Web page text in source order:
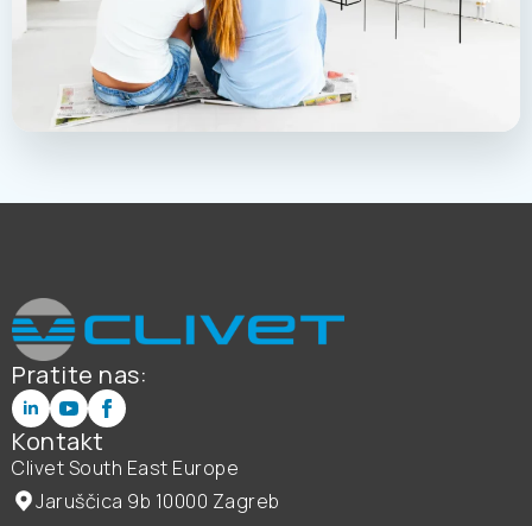
Pratite nas:
Kontakt
Clivet South East Europe
Jaruščica 9b 10000 Zagreb